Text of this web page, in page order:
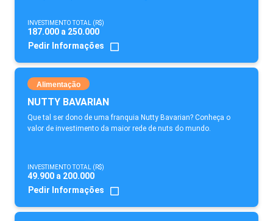
INVESTIMENTO TOTAL (R$)
187.000 a 250.000
Pedir Informações
Alimentação
NUTTY BAVARIAN
Que tal ser dono de uma franquia Nutty Bavarian? Conheça o
valor de investimento da maior rede de nuts do mundo.
INVESTIMENTO TOTAL (R$)
49.900 a 200.000
Pedir Informações